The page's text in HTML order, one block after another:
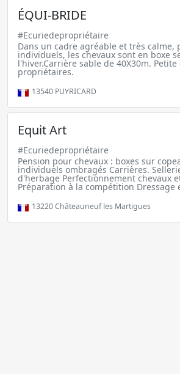
ÉQUI-BRIDE
#Ecuriedepropriétaire
Dans un cadre agréable et très calme,
individuels, les chevaux sont en boxe
l'hiver.Carrière sable de 40X30m.
propriétaires.
13540 PUYRICARD
Equit Art
#Ecuriedepropriétaire
Pension pour chevaux : boxes sur
individuels ombragés Carrières.
d'herbage Perfectionnement chevaux
Préparation à la compétition Dressage
13220Châteauneuf les Martigues